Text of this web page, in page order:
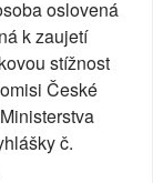
oslovená
k zaujetí
stížnost
České
č.